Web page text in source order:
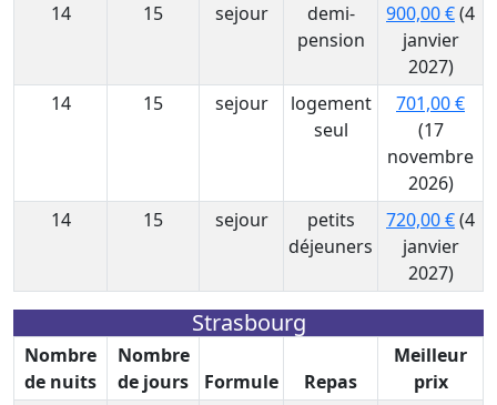
14
15 sejour
demi-
pension
900,00 €(4
janvier
2027)
14
15 sejour
logement
seul
701,00 €
(17
novembre
2026)
14
15 sejour
petits
déjeuners
720,00 €(4
janvier
2027)
Strasbourg
Nombre
de nuits
Nombre
de jours
Formule Repas
Meilleur
prix